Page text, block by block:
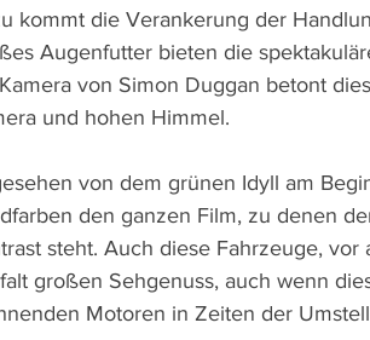
kommt die Verankerung der
Augenfutter bieten die
von Simon Duggan betont
und hohen Himmel.
von dem grünen Idyll am
den ganzen Film, zu denen
steht. Auch diese Fahrzeuge,
großen Sehgenuss, auch wenn
Motoren in Zeiten der